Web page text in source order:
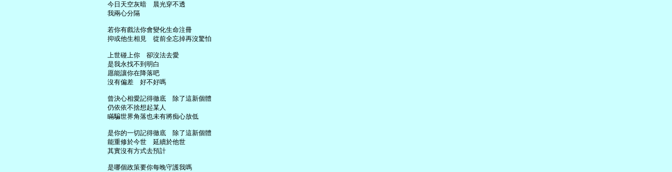
     今日天空灰暗　晨光穿不透
     我兩心分隔
     若你有戲法你會變化生命注冊
     抑或他生相見　從前全忘掉再沒驚怕
     上世碰上你　卻沒法去愛
     是我永找不到明白
     愿能讓你在降落吧
     沒有偏差　好不好嗎
     曾決心相愛記得徹底　除了這新個體
     仍依依不捨想起某人
     瞞騙世界角落也未有將痴心放低
     是你的一切記得徹底　除了這新個體
     能重修於今世　延續於他世
     其實沒有方式去預計
     是哪個政策要你每晚守護我嗎